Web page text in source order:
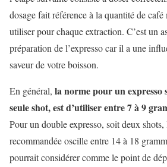
dosage fait référence à la quantité de
utiliser pour chaque extraction. C’est un
préparation de l’expresso car il a une
saveur de votre boisson.
En général, la norme pour un expresso
seule shot, est d’utiliser entre 7 à 9
Pour un double expresso, soit deux
recommandée oscille entre 14 à 18
pourrait considérer comme le point de